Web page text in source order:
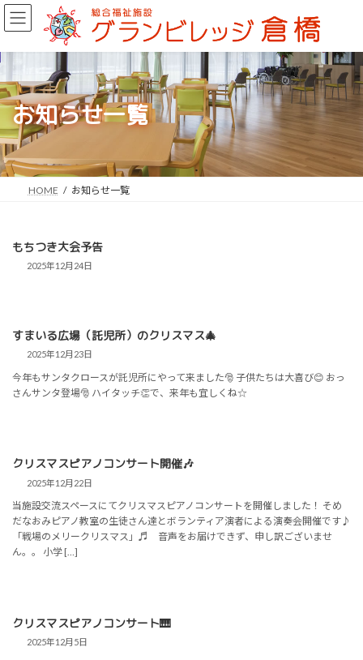
コ
ン
ン
へ
ス
ッ
プ
ナ
ビ
ー
ョ
ン
移
動
お知らせ一覧
HOME お知らせ一覧
もちつき大会予告
2025年12月24日
すまいる広場（託児所）のクリスマス🎄
2025年12月23日
今年もサンタクロースが託児所にやって来ました🎅 子供たちは大喜び😊 おっ
さんサンタ登場🎅 ハイタッチ👏で、来年も宜しくね☆
クリスマスピアノコンサート開催🎶
2025年12月22日
当施設交流スペースにてクリスマスピアノコンサートを開催しました！ そめ
だなおみピアノ教室の生徒さん達とボランティア演者による演奏会開催です♪
「戦場のメリークリスマス」♬ 音声をお届けできず、申し訳ございませ
ん。。 小学 […]
クリスマスピアノコンサート🎹
2025年12月5日